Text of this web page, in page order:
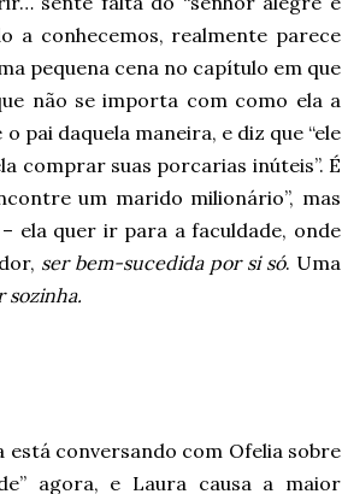
a conhecemos, realmente parece
pequena cena no capítulo em que
não se importa com como ela a
pai daquela maneira, e diz que “ele
comprar suas porcarias inúteis”. É
um marido milionário”, mas
ela quer ir para a faculdade, onde
ser bem-sucedida por si só. Uma
sozinha.
está conversando com Ofelia sobre
agora, e Laura causa a maior